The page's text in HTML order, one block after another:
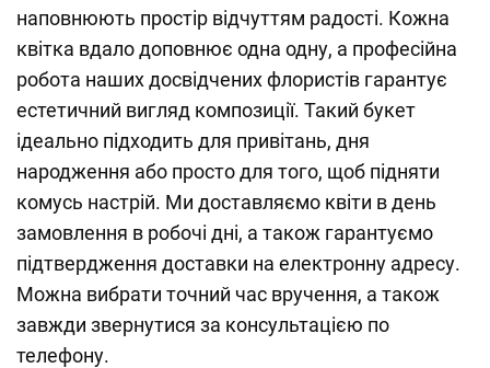
наповнюють простір відчуттям радості. Кожна
квітка вдало доповнює одна одну, а професійна
робота наших досвідчених флористів гарантує
естетичний вигляд композиції. Такий букет
ідеально підходить для привітань, дня
народження або просто для того, щоб підняти
комусь настрій. Ми доставляємо квіти в день
замовлення в робочі дні, а також гарантуємо
підтвердження доставки на електронну адресу.
Можна вибрати точний час вручення, а також
завжди звернутися за консультацією по
телефону.